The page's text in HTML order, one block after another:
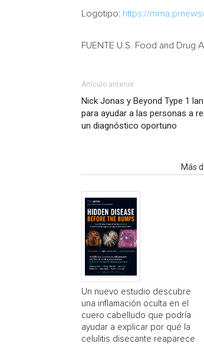
Logotipo: https://
FUENTE U.S. Food and Drug
Artículo anterior
Nick Jonas y Beyond Type 1
para ayudar a las personas a
un diagnóstico oportuno
Más
Un nuevo estudio descubre
una inflamación oculta en el
cuero cabelludo que podría
ayudar a explicar por qué la
celulitis disecante reaparece